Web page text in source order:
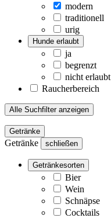
modern
traditionell
urig
Hunde erlaubt
ja
begrenzt
nicht erlaubt
Raucherbereich
Alle Suchfilter anzeigen
Getränke
Getränke schließen
Getränkesorten
Bier
Wein
Schnäpse
Cocktails